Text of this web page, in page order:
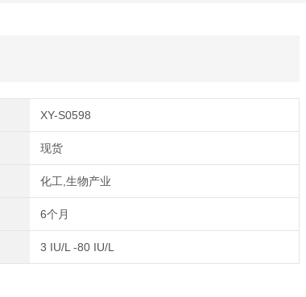
XY-S0598
现货
化工,生物产业
6个月
3 IU/L -80 IU/L